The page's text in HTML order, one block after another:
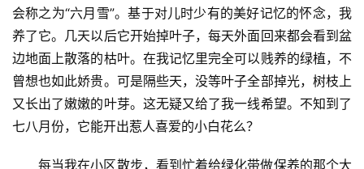
会称之为“六月雪”。基于对儿时少有的美好记忆的怀念，我
养了它。几天以后它开始掉叶子，每天外面回来都会看到盆
边地面上散落的枯叶。在我记忆里完全可以贱养的绿植，不
曾想也如此娇贵。可是隔些天，没等叶子全部掉光，树枝上
又长出了嫩嫩的叶芽。这无疑又给了我一线希望。不知到了
七八月份，它能开出惹人喜爱的小白花么？
每当我在小区散步，看到忙着给绿化带做保养的那个大